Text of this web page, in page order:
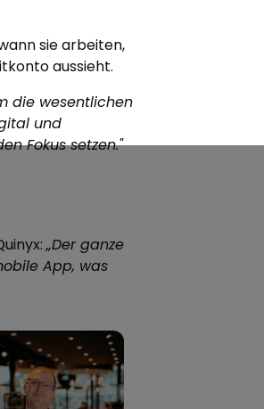
sie arbeiten,
aussieht.
die wesentlichen
und
Fokus setzen."
„Der ganze
App, was